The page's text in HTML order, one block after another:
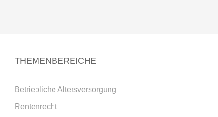
THEMENBEREICHE
Betriebliche Altersversorgung
Rentenrecht